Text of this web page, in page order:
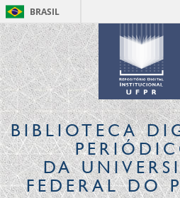
BRASIL
BIBLIOTECA
DA
FEDERAL DO